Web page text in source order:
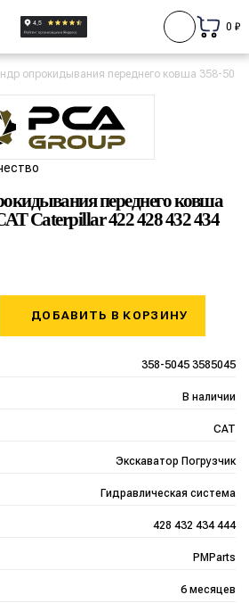
0 ₽
опрокидывания переднего ковша 358-
переднего ковша
Caterpillar 422 428 432 434
358-5045 3585045
В наличии
CAT
Экскаватор Погрузчик
Гидравлическая система
428 432 434 444
PMParts
6 месяцев
ДОБАВИТЬ В КОРЗИНУ